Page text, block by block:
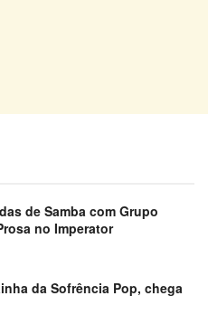
de Samba com Grupo
no Imperator
da Sofrência Pop, chega